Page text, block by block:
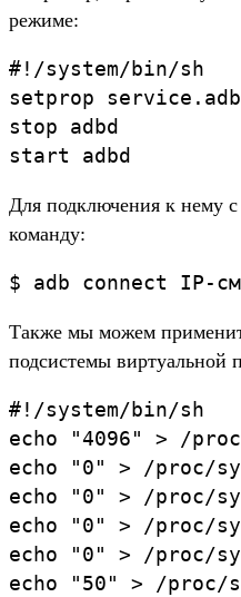
режиме:
#!/system/bin/sh
setprop
stop adbd
Для подключения к нему
команду:
Также мы можем
подсистемы виртуальной
#!/system/bin/sh
echo "4096" > /
echo "0" > /proc/
echo "0" > /proc/
echo "0" > /proc/
echo "0" > /proc/
echo "50" > /proc/